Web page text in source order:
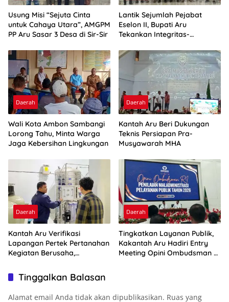
Usung Misi “Sejuta Cinta
untuk Cahaya Utara”, AMGPM
PP Aru Sasar 3 Desa di Sir-Sir
Lantik Sejumlah Pejabat
Eselon II, Bupati Aru
Tekankan Integritas-
Daerah
Wali Kota Ambon Sambangi
Lorong Tahu, Minta Warga
Jaga Kebersihan Lingkungan
Daerah
Kantah Aru Beri Dukungan
Teknis Persiapan Pra-
Musyawarah MHA
Daerah
Kantah Aru Verifikasi
Lapangan Pertek Pertanahan
Kegiatan Berusaha,
Daerah
Tingkatkan Layanan Publik,
Kakantah Aru Hadiri Entry
Meeting Opini Ombudsman RI
Tinggalkan Balasan
Alamat email Anda tidak akan dipublikasikan. Ruas yang